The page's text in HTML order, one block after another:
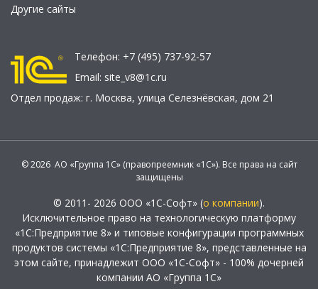
Другие сайты
Телефон: +7 (495) 737-92-57
Email: site_v8@1c.ru
Отдел продаж: г. Москва, улица Селезнёвская, дом 21
© 2026 АО «Группа 1С» (правопреемник «1С»). Все права на сайт
защищены
© 2011- 2026 ООО «1С-Софт» (о компании).
Исключительное право на технологическую платформу
«1С:Предприятие 8» и типовые конфигурации программных
продуктов системы «1С:Предприятие 8», представленные на
этом сайте, принадлежит ООО «1С-Софт» - 100% дочерней
компании АО «Группа 1С»